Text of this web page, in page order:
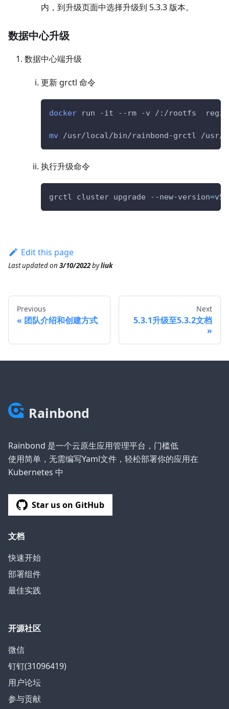
内，到升级页面中选择升级到 5.3.3 版本。
数据中心升级
数据中心端升级
更新 grctl 命令
docker run -it --rm -v /:/rootfs
mv /usr/local/bin/rainbond-grctl /
执行升级命令
grctl cluster upgrade --new-version=
Edit this page
Last updatedon 3/10/2022byliuk
Previous
团队介绍和创建方式
Next
5.3.1升级至5.3.2文档
Rainbond
Rainbond 是一个云原生应用管理平台，门槛低
使用简单，无需编写Yaml文件，轻松部署你的应用在
Kubernetes 中
Star us on GitHub
文档
快速开始
部署组件
最佳实践
开源社区
微信
钉钉(31096419)
用户论坛
参与贡献